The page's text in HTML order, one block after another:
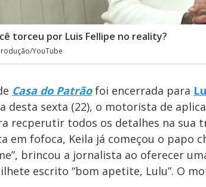
torceu por Luis Fellipe no reality?
YouTube
Casa do Patrãofoi encerrada para
desta sexta (22), o motorista de
recperutir todos os detalhes na sua
em fofoca, Keila já começou o papo
brincou a jornalista ao oferecer
escrito “bom apetite, Lulu”. O